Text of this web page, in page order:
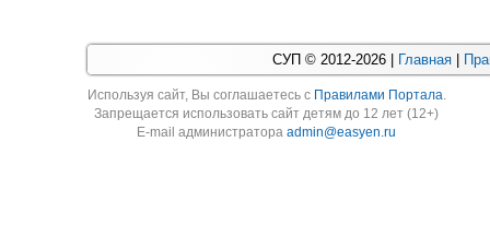
СУП © 2012-2026 | Главная
Используя cайт, Вы соглашаетесь с Правилами Портала.
Запрещается использовать сайт детям до 12 лет (12+)
E-mail администратораadmin@easyen.ru